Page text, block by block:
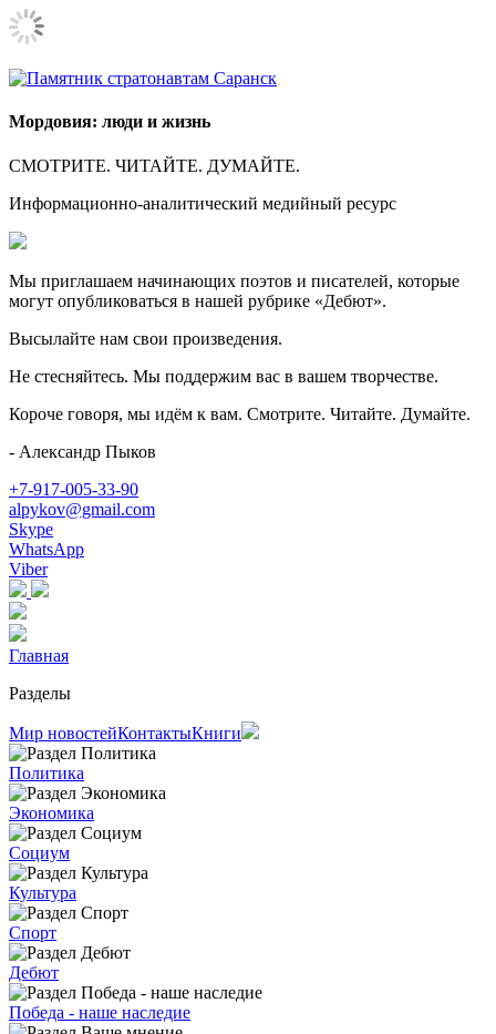
Мордовия: люди и жизнь
СМОТРИТЕ. ЧИТАЙТЕ. ДУМАЙТЕ.
Информационно-аналитический медийный ресурс
Мы приглашаем начинающих поэтов и писателей, которые
могут опубликоваться в нашей рубрике «Дебют».
Высылайте нам свои произведения.
Не стесняйтесь. Мы поддержим вас в вашем творчестве.
Короче говоря, мы идём к вам. Смотрите. Читайте. Думайте.
- Александр Пыков
+7-917-005-33-90
alpykov@gmail.com
Skype
WhatsApp
Viber
Главная
Разделы
Мир новостейКонтактыКниги
Политика
Экономика
Социум
Культура
Спорт
Дебют
Победа - наше наследие